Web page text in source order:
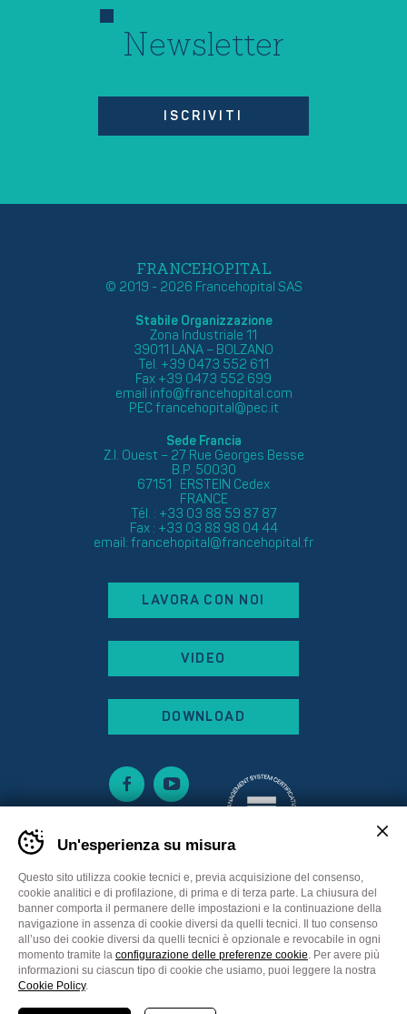
Newsletter
ISCRIVITI
FRANCEHOPITAL
© 2019 - 2026 Francehopital SAS
Stabile Organizzazione
Zona Industriale 11
39011 LANA – BOLZANO
Tel. +39 0473 552 611
Fax +39 0473 552 699
email info@francehopital.com
PECfrancehopital@pec.it
Sede Francia
Z.I. Ouest – 27 Rue Georges Besse
B.P. 50030
67151 ERSTEIN Cedex
FRANCE
Tél. : +33 03 88 59 87 87
Fax : +33 03 88 98 04 44
email: francehopital@francehopital.fr
LAVORA CON NOI
VIDEO
DOWNLOAD
Sitemap Privacy Policy
Cookie Policy
Preferenze cookie
ComunicazionePlus Communications
Un'esperienza su misura
Questo sito utilizza cookie tecnici e, previa acquisizione del consenso,
cookie analitici e di profilazione, di prima e di terza parte. La chiusura del
banner comporta il permanere delle impostazioni e la continuazione della
navigazione in assenza di cookie diversi da quelli tecnici. Il tuo consenso
all’uso dei cookie diversi da quelli tecnici è opzionale e revocabile in ogni
momento tramite la configurazione delle preferenze cookie. Per avere più
informazioni su ciascun tipo di cookie che usiamo, puoi leggere la nostra
Cookie Policy.